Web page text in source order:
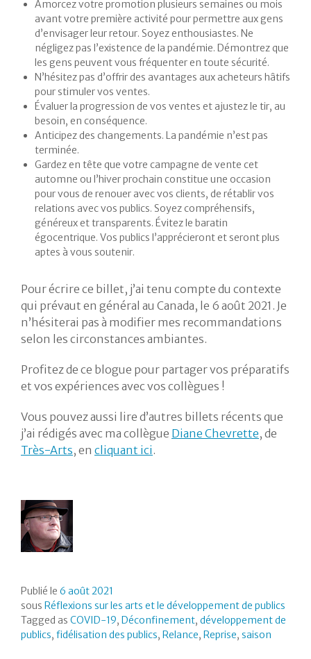
Amorcez votre promotion plusieurs semaines ou mois
avant votre première activité pour permettre aux gens
d’envisager leur retour. Soyez enthousiastes. Ne
négligez pas l’existence de la pandémie. Démontrez que
les gens peuvent vous fréquenter en toute sécurité.
N’hésitez pas d’offrir des avantages aux acheteurs hâtifs
pour stimuler vos ventes.
Évaluer la progression de vos ventes et ajustez le tir, au
besoin, en conséquence.
Anticipez des changements. La pandémie n’est pas
terminée.
Gardez en tête que votre campagne de vente cet
automne ou l’hiver prochain constitue une occasion
pour vous de renouer avec vos clients, de rétablir vos
relations avec vos publics. Soyez compréhensifs,
généreux et transparents. Évitez le baratin
égocentrique. Vos publics l’apprécieront et seront plus
aptes à vous soutenir.
Pour écrire ce billet, j’ai tenu compte du contexte
qui prévaut en général au Canada, le 6 août 2021. Je
n’hésiterai pas à modifier mes recommandations
selon les circonstances ambiantes.
Profitez de ce blogue pour partager vos préparatifs
et vos expériences avec vos collègues !
Vous pouvez aussi lire d’autres billets récents que
j’ai rédigés avec ma collègue Diane Chevrette, de
Très-Arts, en cliquant ici .
Publié le 6 août 2021
sous Réflexions sur les arts et le développement de publics
Tagged as COVID-19, Déconfinement, développement de
publics, fidélisation des publics, Relance, Reprise, saison